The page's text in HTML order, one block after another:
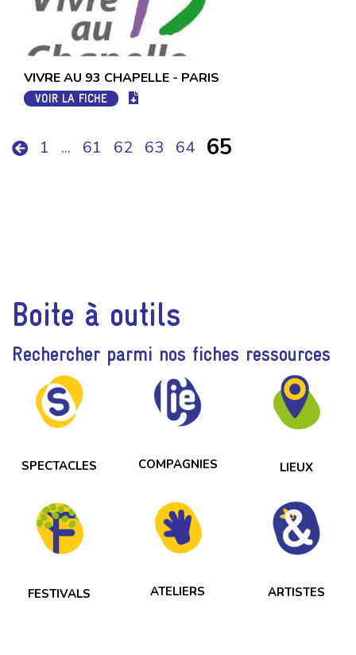
VIVRE AU 93 CHAPELLE - PARIS
VOIR LA FICHE
1 ... 61 62 63 64 65
Boite à outils
Rechercher parmi nos fiches ressources
SPECTACLES COMPAGNIES LIEUX
FESTIVALS ATELIERS ARTISTES